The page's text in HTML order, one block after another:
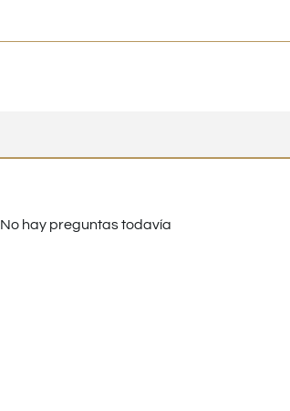
No hay preguntas todavía